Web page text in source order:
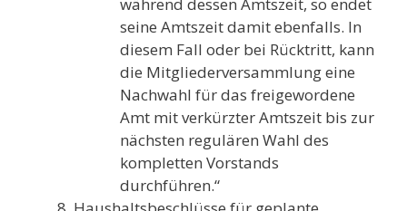
während dessen Amtszeit, so endet
seine Amtszeit damit ebenfalls. In
diesem Fall oder bei Rücktritt, kann
die Mitgliederversammlung eine
Nachwahl für das freigewordene
Amt mit verkürzter Amtszeit bis zur
nächsten regulären Wahl des
kompletten Vorstands
durchführen.“